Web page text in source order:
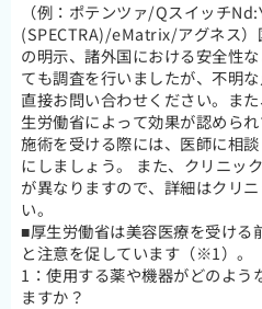
（例：ポテンツァ/Qスイッチ
(SPECTRA)/eMatrix/アグネス）
の明示、諸外国における安全性
ても調査を行いましたが、不明
直接お問い合わせください。ま
生労働省によって効果が認めら
施術を受ける際には、医師に相
にしましょう。 また、クリニッ
が異なりますので、詳細はクリ
い。
■厚生労働省は美容医療を受ける
と注意を促しています（※1）。
1：使用する薬や機器がどのよう
ますか？